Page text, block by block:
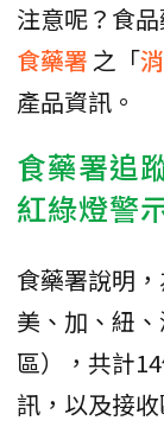
注意呢？食
食藥署 之「
產品資訊。
食藥署追
紅綠燈警
食藥署說明
美、加、紐
區），共計
訊，以及接